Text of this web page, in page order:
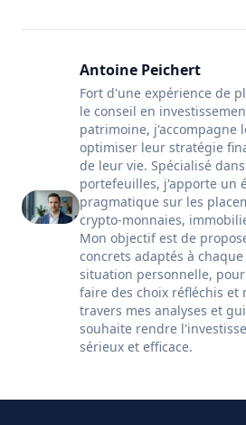
Antoine Peichert
Fort d'une expérience de
le conseil en
patrimoine, j'accompagne
optimiser leur stratégie
de leur vie. Spécialisé
portefeuilles, j'apporte un
pragmatique sur les
crypto-monnaies,
Mon objectif est de
concrets adaptés à
situation personnelle,
faire des choix réfléchis et
travers mes analyses et
souhaite rendre
sérieux et efficace.